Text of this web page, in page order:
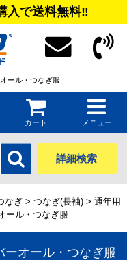
入で送料無料‼
ール・つなぎ服
カート メニュー
詳細検索
なぎ > つなぎ(長袖) > 通年用
ール・つなぎ服
ーオール・つなぎ服